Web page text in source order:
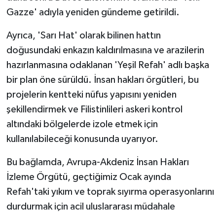
Gazze' adıyla yeniden gündeme getirildi.
Ayrıca, 'Sarı Hat' olarak bilinen hattın
doğusundaki enkazın kaldırılmasına ve arazilerin
hazırlanmasına odaklanan 'Yeşil Refah' adlı başka
bir plan öne sürüldü. İnsan hakları örgütleri, bu
projelerin kentteki nüfus yapısını yeniden
şekillendirmek ve Filistinlileri askeri kontrol
altındaki bölgelerde izole etmek için
kullanılabileceği konusunda uyarıyor.
Bu bağlamda, Avrupa-Akdeniz İnsan Hakları
İzleme Örgütü, geçtiğimiz Ocak ayında
Refah'taki yıkım ve toprak sıyırma operasyonlarını
durdurmak için acil uluslararası müdahale